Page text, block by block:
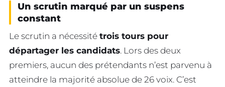
Un scrutin marqué par un suspens
constant
Le scrutin a nécessité trois tours pour
départager les candidats. Lors des deux
premiers, aucun des prétendants n’est parvenu à
atteindre la majorité absolue de 26 voix. C’est